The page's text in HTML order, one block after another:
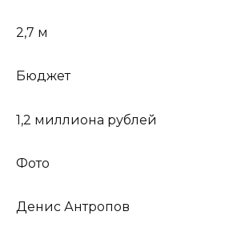
2,7 м
Бюджет
1,2 миллиона рублей
Фото
Денис Антропов